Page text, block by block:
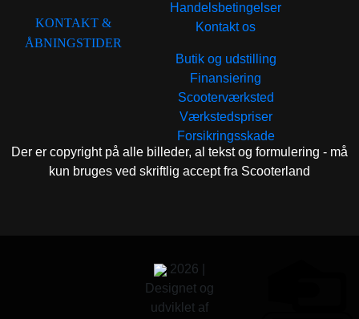
KONTAKT &
ÅBNINGSTIDER
Handelsbetingelser
Kontakt os
Butik og udstilling
Finansiering
Scooterværksted
Værkstedspriser
Forsikringsskade
Der er copyright på alle billeder, al tekst og formulering - må
kun bruges ved skriftlig accept fra Scooterland
2026 |
Designet og
udviklet af